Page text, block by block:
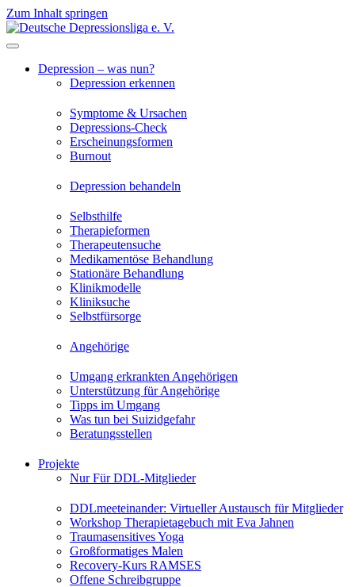
Zum Inhalt springen
Depression – was nun?
Depression erkennen
Symptome & Ursachen
Depressions-Check
Erscheinungsformen
Burnout
Depression behandeln
Selbsthilfe
Therapieformen
Therapeutensuche
Medikamentöse Behandlung
Stationäre Behandlung
Klinikmodelle
Kliniksuche
Selbstfürsorge
Angehörige
Umgang erkrankten Angehörigen
Unterstützung für Angehörige
Tipps im Umgang
Was tun bei Suizidgefahr
Beratungsstellen
Projekte
Nur Für DDL-Mitglieder
DDLmeeteinander: Virtueller Austausch für Mitglieder
Workshop Therapietagebuch mit Eva Jahnen
Traumasensitives Yoga
Großformatiges Malen
Recovery-Kurs RAMSES
Offene Schreibgruppe